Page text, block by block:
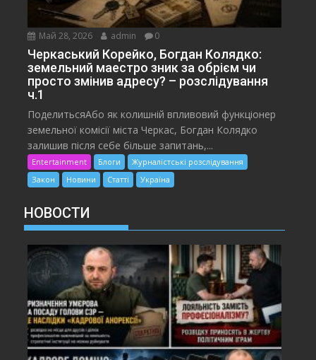
Май 28, 2026 admin 0
Черкаський Корейко, Богдан Колядко:
земельний маестро зник за обрієм чи
просто змінив адресу? – розслідування
ч.1
ПоделитьсяАбо як колишній впливовий функціонер
земельної комісії міста Черкас, Богдан Колядко
залишив після себе більше запитань,...
Entertainment Блоги
Журналістські розслідування
Закон
Новини Статті Україна
НОВОСТИ